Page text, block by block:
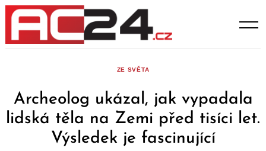
Skip
content
ZE SVĚTA
Archeolog ukázal, jak vypadala
lidská těla na Zemi před tisíci let.
Výsledek je fascinující